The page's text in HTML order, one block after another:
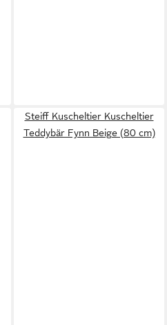
Steiff Kuscheltier Kuscheltier
Teddybär Fynn Beige (80 cm)